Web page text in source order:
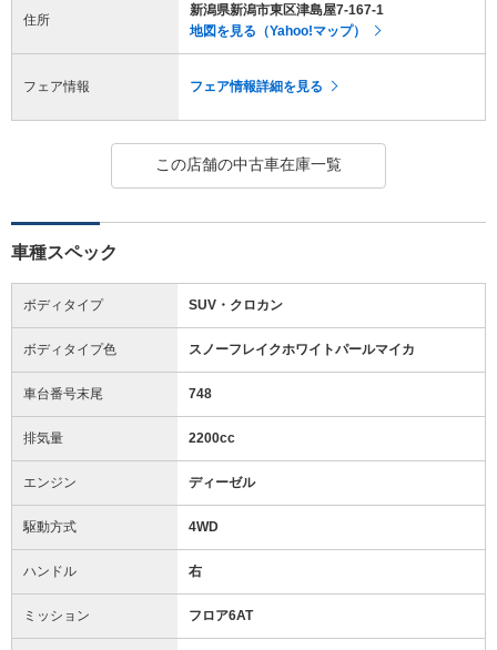
住所
新潟県新潟市東区津島屋7-167-1
地図を見る（Yahoo!マップ）
フェア情報 フェア情報詳細を見る
この店舗の中古車在庫一覧
車種スペック
ボディタイプ SUV・クロカン
ボディタイプ色 スノーフレイクホワイトパールマイカ
車台番号末尾 748
排気量 2200cc
エンジン ディーゼル
駆動方式 4WD
ハンドル 右
ミッション フロア6AT